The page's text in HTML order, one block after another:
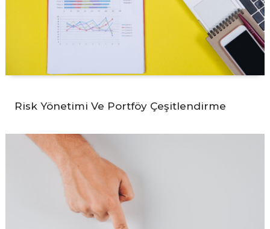
Risk Yönetimi Ve Portföy Çeşitlendirme